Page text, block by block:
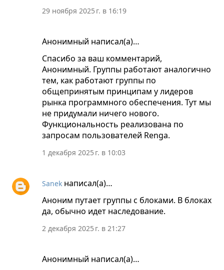
29 ноября 2025 г. в 16:19
Анонимный написал(а)…
Спасибо за ваш комментарий,
Анонимный. Группы работают аналогично
тем, как работают группы по
общепринятым принципам у лидеров
рынка программного обеспечения. Тут мы
не придумали ничего нового.
Функциональность реализована по
запросам пользователей Renga.
1 декабря 2025 г. в 10:03
Sanek написал(а)…
Аноним путает группы с блоками. В блоках
да, обычно идет наследование.
2 декабря 2025 г. в 21:27
Анонимный написал(а)…